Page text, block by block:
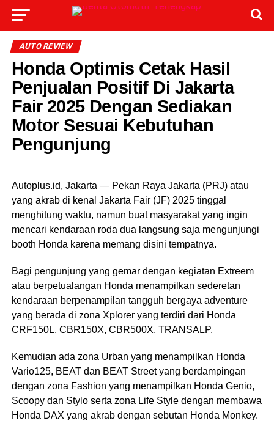
AUTO REVIEW
Honda Optimis Cetak Hasil
Penjualan Positif Di Jakarta
Fair 2025 Dengan Sediakan
Motor Sesuai Kebutuhan
Pengunjung
Autoplus.id, Jakarta — Pekan Raya Jakarta (PRJ) atau
yang akrab di kenal Jakarta Fair (JF) 2025 tinggal
menghitung waktu, namun buat masyarakat yang ingin
mencari kendaraan roda dua langsung saja mengunjungi
booth Honda karena memang disini tempatnya.
Bagi pengunjung yang gemar dengan kegiatan Extreem
atau berpetualangan Honda menampilkan sederetan
kendaraan berpenampilan tangguh bergaya adventure
yang berada di zona Xplorer yang terdiri dari Honda
CRF150L, CBR150X, CBR500X, TRANSALP.
Kemudian ada zona Urban yang menampilkan Honda
Vario125, BEAT dan BEAT Street yang berdampingan
dengan zona Fashion yang menampilkan Honda Genio,
Scoopy dan Stylo serta zona Life Style dengan membawa
Honda DAX yang akrab dengan sebutan Honda Monkey.